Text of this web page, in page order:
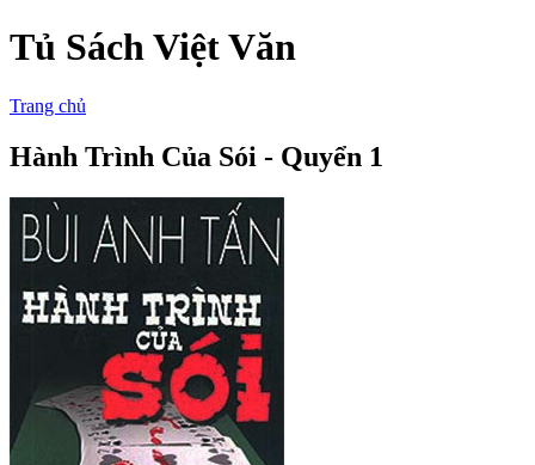
Tủ Sách Việt Văn
Trang chủ
Hành Trình Của Sói - Quyển 1